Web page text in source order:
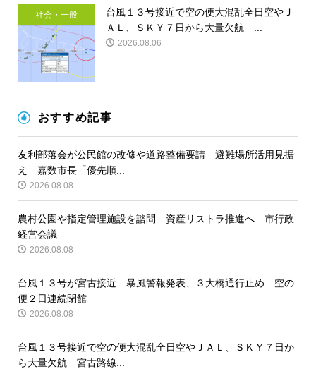
社会・一般
台風１３号接近で空の便大混乱全日空やＪ
ＡＬ、ＳＫＹ７日から大量欠航 ...
2026.08.06
おすすめ記事
友利部落会が公民館の改修や道路整備要請 避難場所活用見据
え 嘉数市長「優先順...
2026.08.08
農村公園や指定管理施設を諮問 資産リストラ推進へ 市行政
経営会議
2026.08.08
台風１３号が宮古接近 暴風警報発表、３大橋通行止め 空の
便２日連続閉館
2026.08.08
台風１３号接近で空の便大混乱全日空やＪＡＬ、ＳＫＹ７日か
ら大量欠航 宮古路線...